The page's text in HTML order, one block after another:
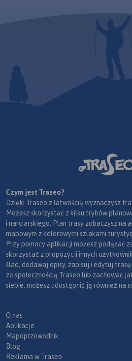
Czym jest Traseo?
Dzięki Traseo z łatwością wyznaczysz
Możesz skorzystać z kilku trybów
i narciarskiego. Plan trasy zobaczysz na
mapowym z kolorowymi szlakami
Przy pomocy aplikacji możesz podążać
skorzystać z propozycji innych
ślad, dodawaj opisy, zapisuj i edytuj
ze społecznością Traseo lub zachować
siebie, możesz udostępnić ją również na
O nas
Aplikacje
Mapoprzewodnik
Blog
Reklama w Traseo